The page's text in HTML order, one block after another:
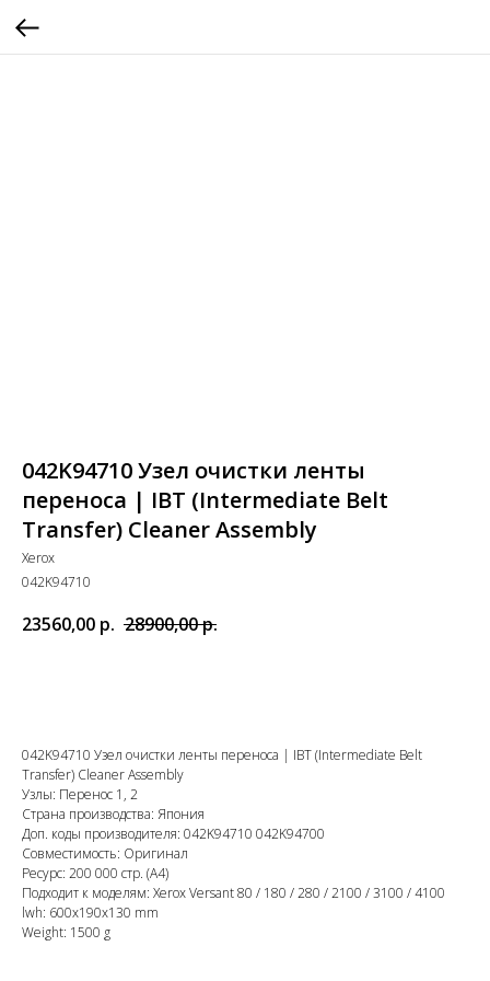
042K94710 Узел очистки ленты
переноса | IBT (Intermediate Belt
Transfer) Cleaner Assembly
Xerox
042K94710
23560,00 р. 28900,00р.
042K94710 Узел очистки ленты переноса | IBT (Intermediate Belt
Transfer) Cleaner Assembly
Узлы: Перенос 1, 2
Страна производства: Япония
Доп. коды производителя: 042K94710 042K94700
Совместимость: Оригинал
Ресурс: 200 000 стр. (А4)
Подходит к моделям: Xerox Versant 80 / 180 / 280 / 2100 / 3100 / 4100
lwh: 600x190x130 mm
Weight: 1500 g